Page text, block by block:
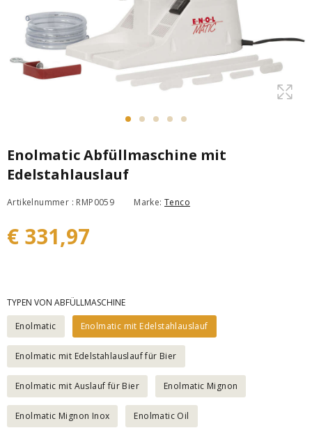
Enolmatic Abfüllmaschine mit
Edelstahlauslauf
Artikelnummer : RMP0059 Marke:Tenco
€ 331,97
TYPEN VON ABFÜLLMASCHINE
Enolmatic
Enolmatic mit Edelstahlauslauf
Enolmatic mit Edelstahlauslauf für Bier
Enolmatic mit Auslauf für Bier Enolmatic Mignon
Enolmatic Mignon Inox Enolmatic Oil